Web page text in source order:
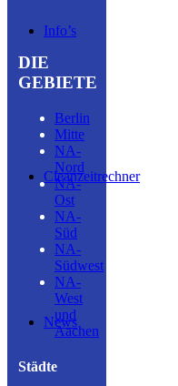
Info’s
Cleanzeitrechner
News
DIE
GEBIETE
Berlin
Mitte
NA-
Nord
NA-
Ost
NA-
Süd
NA-
Südwest
NA-
West
und
Aachen
Städte